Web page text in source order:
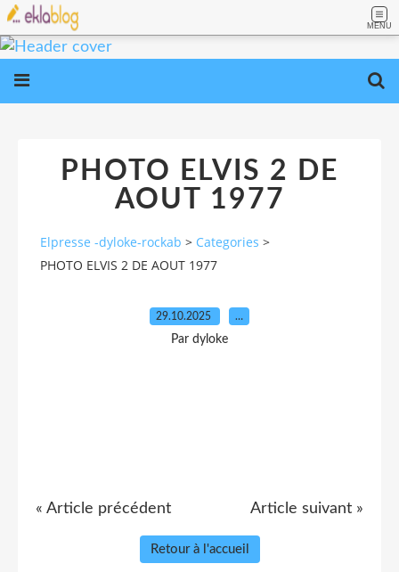
MENU
PHOTO ELVIS 2 DE
AOUT 1977
Elpresse -dyloke-rockab > Categories >
PHOTO ELVIS 2 DE AOUT 1977
29.10.2025 …
Par dyloke
« Article précédent Article suivant »
Retour à l'accueil